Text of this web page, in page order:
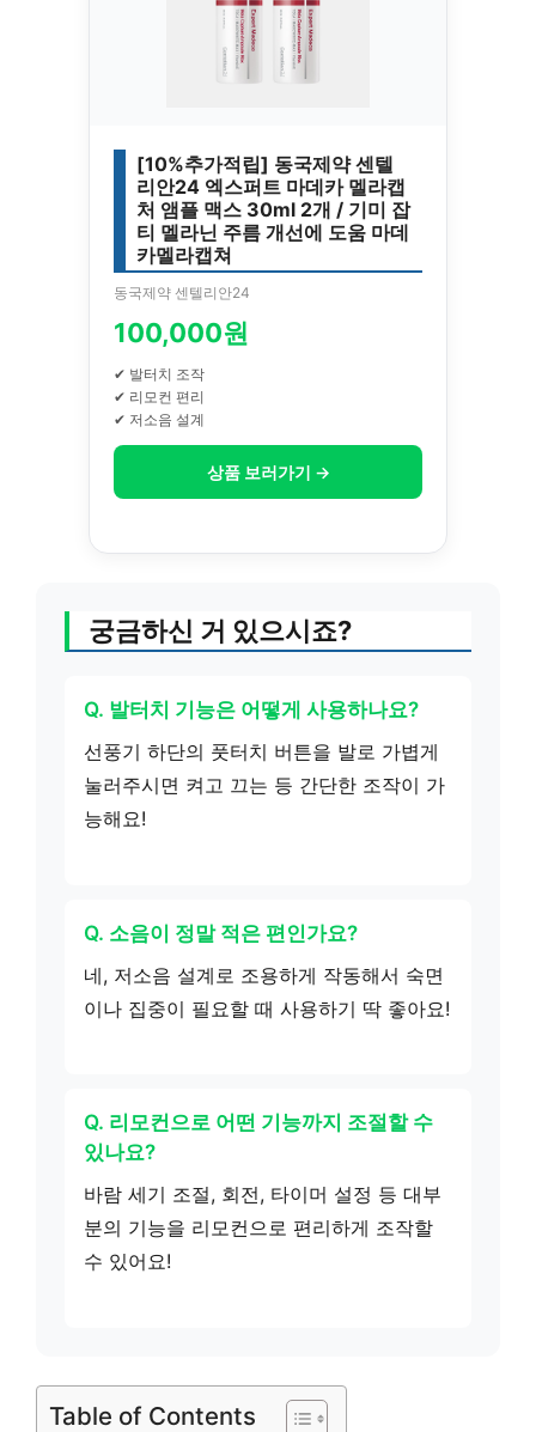
[10%추가적립] 동국제약 센텔
리안24 엑스퍼트 마데카 멜라캡
처 앰플 맥스 30ml 2개 / 기미 잡
티 멜라닌 주름 개선에 도움 마데
카멜라캡쳐
동국제약 센텔리안24
100,000원
✔ 발터치 조작
✔ 리모컨 편리
✔ 저소음 설계
상품 보러가기 →
궁금하신 거 있으시죠?
Q. 발터치 기능은 어떻게 사용하나요?
선풍기 하단의 풋터치 버튼을 발로 가볍게
눌러주시면 켜고 끄는 등 간단한 조작이 가
능해요!
Q. 소음이 정말 적은 편인가요?
네, 저소음 설계로 조용하게 작동해서 숙면
이나 집중이 필요할 때 사용하기 딱 좋아요!
Q. 리모컨으로 어떤 기능까지 조절할 수
있나요?
바람 세기 조절, 회전, 타이머 설정 등 대부
분의 기능을 리모컨으로 편리하게 조작할
수 있어요!
Table of Contents